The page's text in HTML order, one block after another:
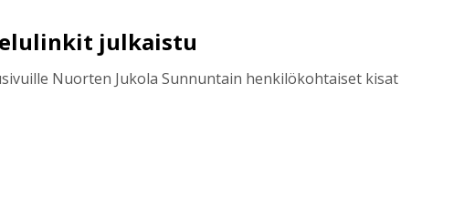
julkaistu
Nuorten Jukola Sunnuntain henkilökohtaiset kisat